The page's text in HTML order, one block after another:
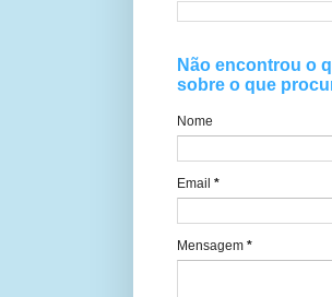
Não encontrou o
sobre o que
Nome
Email *
Mensagem *